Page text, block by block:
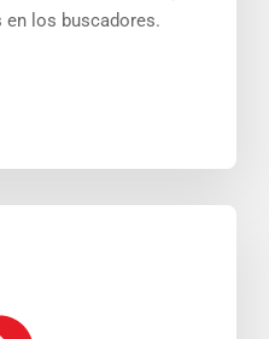
los buscadores.